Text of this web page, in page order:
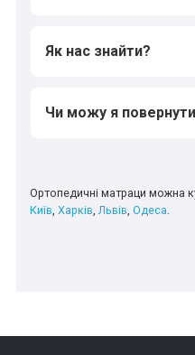
Як нас знайти?
Чи можу я
Ортопедичні матраци можна
Київ, Харків, Львів, Одеса.